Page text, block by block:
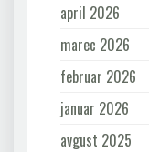
april 2026
marec 2026
februar 2026
januar 2026
avgust 2025